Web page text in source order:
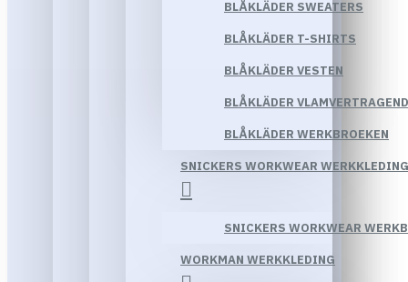
BLÅKLÄDER SWEATERS
BLÅKLÄDER T-SHIRTS
BLÅKLÄDER VESTEN
BLÅKLÄDER
BLÅKLÄDER WERKBROEKEN
SNICKERS WORKWEAR WERKKLEDING
SNICKERS WORKWEAR
WORKMAN WERKKLEDING